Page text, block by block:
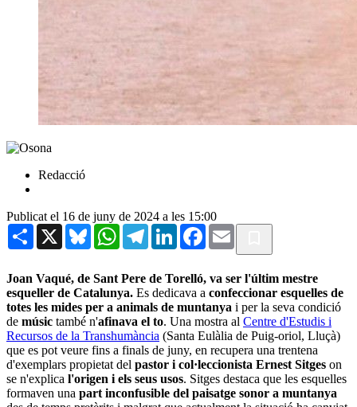
Redacció
Publicat el 16 de juny de 2024 a les 15:00
Share X BlueskyWhatsAppTelegramLinkedInFacebook
Email
Joan Vaqué, de Sant Pere de Torelló, va ser l'últim mestre
esqueller de Catalunya. Es dedicava a confeccionar esquelles de
totes les mides per a animals de muntanya i per la seva condició
de músic també n'afinava el to. Una mostra al Centre d'Estudis i
Recursos de la Transhumància (Santa Eulàlia de Puig-oriol, Lluçà)
que es pot veure fins a finals de juny, en recupera una trentena
d'exemplars propietat del pastor i col·leccionista Ernest Sitges on
se n'explica l'origen i els seus usos. Sitges destaca que les esquelles
formaven una part inconfusible del paisatge sonor a muntanya